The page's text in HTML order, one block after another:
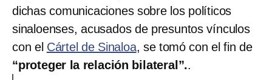
dichas comunicaciones sobre los políticos
sinaloenses, acusados de presuntos vínculos
con el Cártel de Sinaloa, se tomó con el fin de
“proteger la relación bilateral”..